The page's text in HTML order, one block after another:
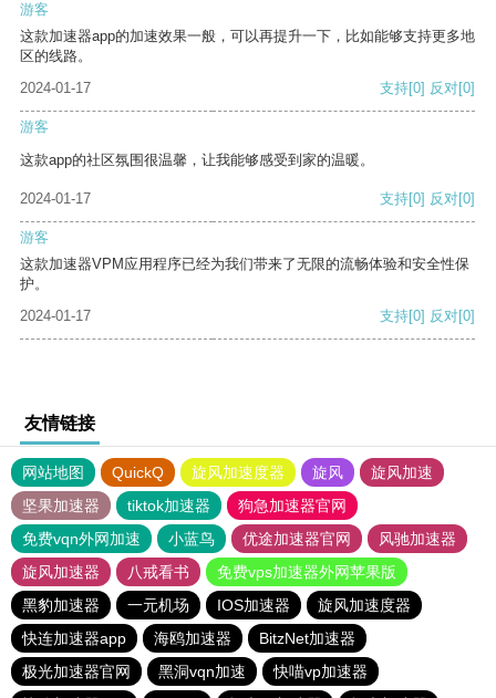
游客
这款加速器app的加速效果一般，可以再提升一下，比如能够支持更多地
区的线路。
2024-01-17
支持[0] 反对[0]
游客
这款app的社区氛围很温馨，让我能够感受到家的温暖。
2024-01-17 支持[0] 反对[0]
游客
这款加速器VPM应用程序已经为我们带来了无限的流畅体验和安全性保
护。
2024-01-17
支持[0] 反对[0]
友情链接
网站地图 QuickQ 旋风加速度器 旋风
旋风加速
坚果加速器
tiktok加速器
狗急加速器官网
免费vqn外网加速
小蓝鸟 优途加速器官网
风驰加速器
旋风加速器
八戒看书
免费vps加速器外网苹果版
黑豹加速器
一元机场 IOS加速器
旋风加速度器
快连加速器app
海鸥加速器
BitzNet加速器
极光加速器官网
黑洞vqn加速
快喵vp加速器